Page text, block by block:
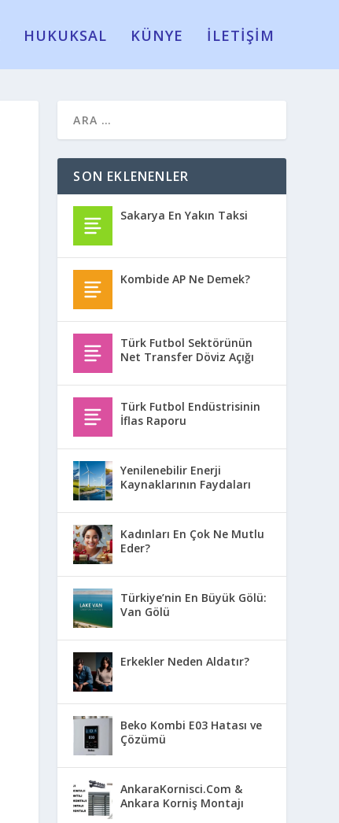
HUKUKSAL KÜNYE İLETİŞİM
SON EKLENENLER
Sakarya En Yakın Taksi
Kombide AP Ne Demek?
Türk Futbol Sektörünün
Net Transfer Döviz Açığı
Türk Futbol Endüstrisinin
İflas Raporu
Yenilenebilir Enerji
Kaynaklarının Faydaları
Kadınları En Çok Ne Mutlu
Eder?
Türkiye’nin En Büyük Gölü:
Van Gölü
Erkekler Neden Aldatır?
Beko Kombi E03 Hatası ve
Çözümü
AnkaraKornisci.Com &
Ankara Korniş Montajı